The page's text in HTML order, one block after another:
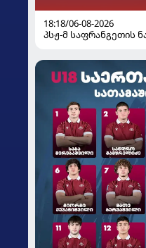
18:18/06-08-2026
პსჟ-მ საფრანგეთის